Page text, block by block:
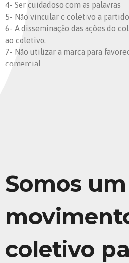
4- Ser cuidadoso com as palavras
5- Não vincular o coletivo a
6- A disseminação das ações do
ao coletivo.
7- Não utilizar a marca para
comercial
Somos um
coletivo